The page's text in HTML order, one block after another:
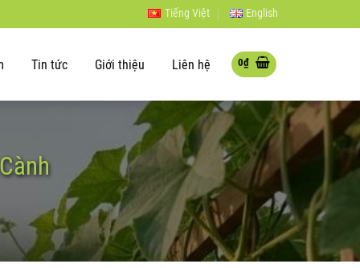
Tiếng Việt English
Tin tức Giới thiệu Liên hệ 0₫